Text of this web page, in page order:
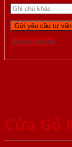
Gọi 0976.169.864
Cửa Gỗ